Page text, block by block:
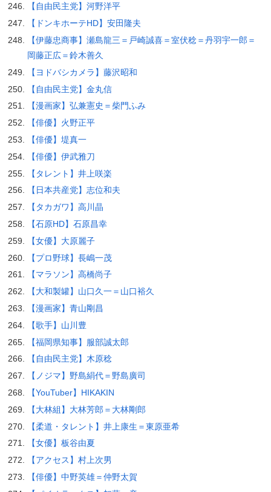
【自由民主党】河野洋平
【ドンキホーテHD】安田隆夫
【伊藤忠商事】瀬島龍三＝戸崎誠喜＝室伏稔＝丹羽宇一郎＝
岡藤正広＝鈴木善久
【ヨドバシカメラ】藤沢昭和
【自由民主党】金丸信
【漫画家】弘兼憲史＝柴門ふみ
【俳優】火野正平
【俳優】堤真一
【俳優】伊武雅刀
【タレント】井上咲楽
【日本共産党】志位和夫
【タカガワ】高川晶
【石原HD】石原昌幸
【女優】大原麗子
【プロ野球】長嶋一茂
【マラソン】高橋尚子
【大和製罐】山口久一＝山口裕久
【漫画家】青山剛昌
【歌手】山川豊
【福岡県知事】服部誠太郎
【自由民主党】木原稔
【ノジマ】野島絹代＝野島廣司
【YouTuber】HIKAKIN
【大林組】大林芳郎＝大林剛郎
【柔道・タレント】井上康生＝東原亜希
【女優】板谷由夏
【アクセス】村上次男
【俳優】中野英雄＝仲野太賀